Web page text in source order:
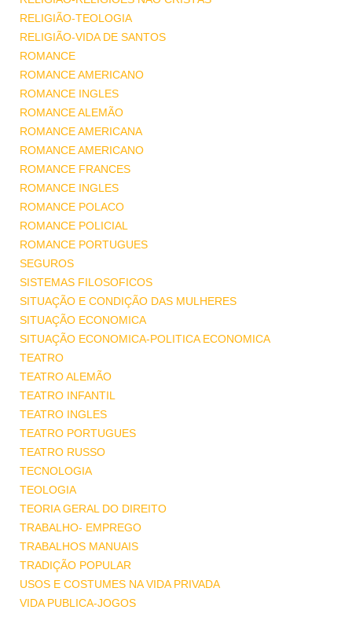
RELIGIÃO-TEOLOGIA
RELIGIÃO-VIDA DE SANTOS
ROMANCE
ROMANCE AMERICANO
ROMANCE INGLES
ROMANCE ALEMÃO
ROMANCE AMERICANA
ROMANCE AMERICANO
ROMANCE FRANCES
ROMANCE INGLES
ROMANCE POLACO
ROMANCE POLICIAL
ROMANCE PORTUGUES
SEGUROS
SISTEMAS FILOSOFICOS
SITUAÇÃO E CONDIÇÃO DAS MULHERES
SITUAÇÃO ECONOMICA
SITUAÇÃO ECONOMICA-POLITICA ECONOMICA
TEATRO
TEATRO ALEMÃO
TEATRO INFANTIL
TEATRO INGLES
TEATRO PORTUGUES
TEATRO RUSSO
TECNOLOGIA
TEOLOGIA
TEORIA GERAL DO DIREITO
TRABALHO- EMPREGO
TRABALHOS MANUAIS
TRADIÇÃO POPULAR
USOS E COSTUMES NA VIDA PRIVADA
VIDA PUBLICA-JOGOS